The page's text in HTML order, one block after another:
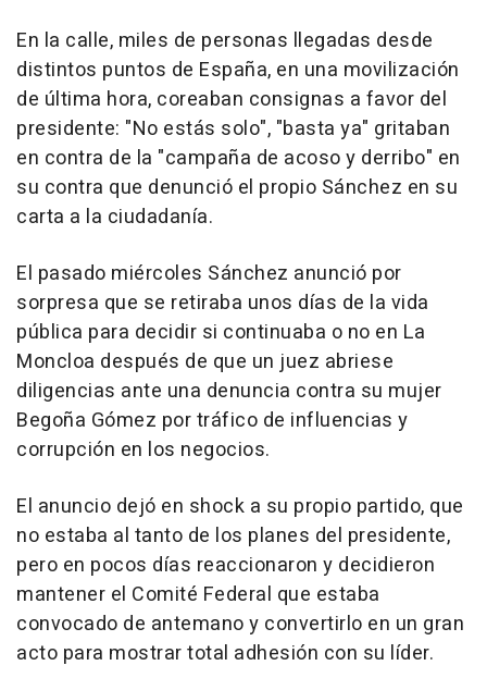
En la calle, miles de personas llegadas desde
distintos puntos de España, en una movilización
de última hora, coreaban consignas a favor del
presidente: "No estás solo", "basta ya" gritaban
en contra de la "campaña de acoso y derribo" en
su contra que denunció el propio Sánchez en su
carta a la ciudadanía.
El pasado miércoles Sánchez anunció por
sorpresa que se retiraba unos días de la vida
pública para decidir si continuaba o no en La
Moncloa después de que un juez abriese
diligencias ante una denuncia contra su mujer
Begoña Gómez por tráfico de influencias y
corrupción en los negocios.
El anuncio dejó en shock a su propio partido, que
no estaba al tanto de los planes del presidente,
pero en pocos días reaccionaron y decidieron
mantener el Comité Federal que estaba
convocado de antemano y convertirlo en un gran
acto para mostrar total adhesión con su líder.